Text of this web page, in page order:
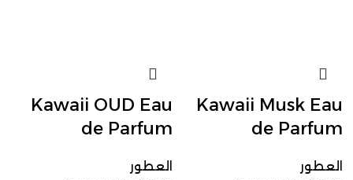
Kawaii Musk Eau
de Parfum
العطور
Kawaii OUD Eau
de Parfum
العطور